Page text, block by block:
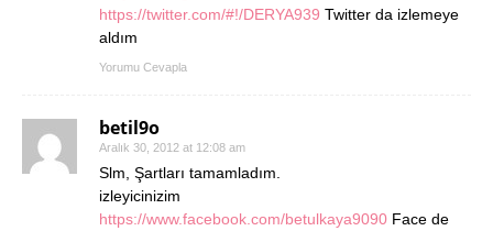
https://twitter.com/#!/DERYA939 Twitter da izlemeye
aldım
Yorumu Cevapla
betil9o
Aralık 30, 2012 at 12:08 am
Slm, Şartları tamamladım.
izleyicinizim
https://www.facebook.com/betulkaya9090 Face de